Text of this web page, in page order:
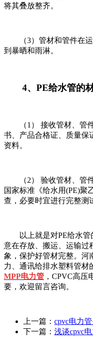
将其叠放整齐。
（3）管材和管件在
到暴晒和雨淋。
4、 PE给水管的
（1 ）
接收管材、管
书、产品合格证、质量保
资料。
（2）
验收管材、管
国家标准《给水用(PE)聚
查，必要时宜进行完整测
以上就是对PE给水管
意在存放、搬运、运输过
象，保护好管材完整。河
力、通讯给排水塑料管材
MPP电力管 ， CPVC高压
要，欢迎留言咨询。
上一篇： cpvc电力
下一篇： 浅谈cpvc